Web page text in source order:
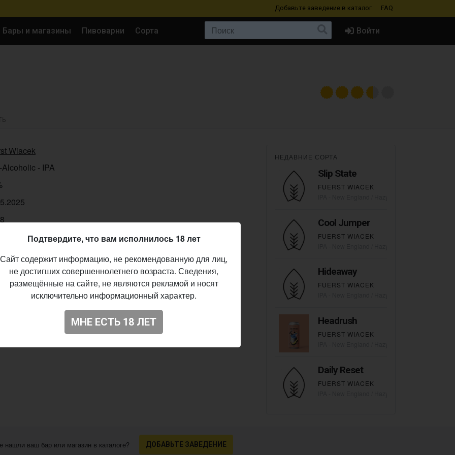
Добавьте заведение в каталог FAQ
Бары и магазины Пивоварни Сорта Войти
Wiacek
- IPA
НЕДАВНИЕ СОРТА
Slip State
FUERST WIACEK
Cool Jumper
FUERST WIACEK
Hideaway
FUERST WIACEK
Headrush
FUERST WIACEK
Daily Reset
FUERST WIACEK
нашли ваш бар или магазин в каталоге? ДОБАВЬТЕ ЗАВЕДЕНИЕ
Подтвердите, что вам исполнилось 18 лет
Сайт содержит информацию, не рекомендованную для лиц,
не достигших совершеннолетнего возраста. Сведения,
размещённые на сайте, не являются рекламой и носят
исключительно информационный характер.
МНЕ ЕСТЬ 18 ЛЕТ